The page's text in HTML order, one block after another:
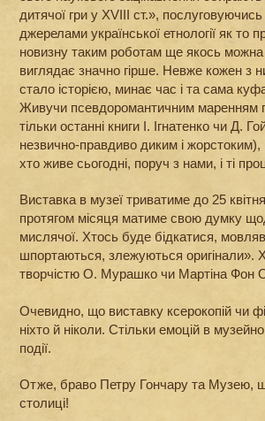
дитячої гри у XVIII ст.»,
джерелами української етнології як
новизну таким роботам ще якось можна
виглядає значно гірше. Невже кожен з
стало історією, минає час і та сама
Живучи псевдоромантичним маренням
тільки останні книги І. Ігнатенко чи Д.
незвично-правдиво диким і
хто живе сьогодні, поруч з нами, і ті
Виставка в музеї триватиме до 25
протягом місяця матиме свою думку
мислячої. Хтось буде бідкатися,
шпортаються, злежуються оригінали».
творчістю О. Мурашко чи Мартіна Фон
Очевидно, що виставку ксерокопій чи
ніхто й ніколи. Стільки емоцій в
події.
Отже, браво Петру Гончару та Музею,
столиці!